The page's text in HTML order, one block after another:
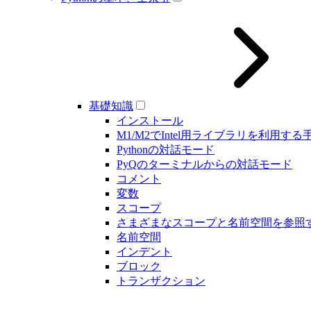
基礎知識
インストール
M1/M2でIntel用ライブラリを利用する
Pythonの対話モード
PyQのターミナルからの対話モード
コメント
変数
スコープ
さまざまなスコープと名前空間を参照
名前空間
インデント
ブロック
トランザクション